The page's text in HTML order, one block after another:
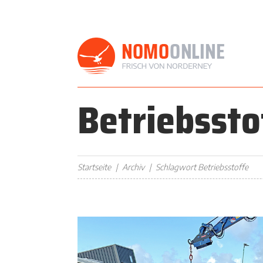
Startseite Archiv Schlagwort Betriebsstoffe